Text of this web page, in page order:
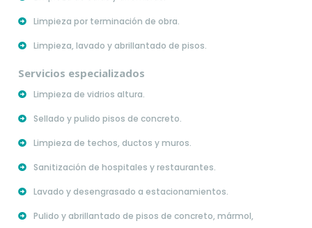
Limpieza por terminación de obra.
Limpieza, lavado y abrillantado de pisos.
Servicios especializados
Limpieza de vidrios altura.
Sellado y pulido pisos de concreto.
Limpieza de techos, ductos y muros.
Sanitización de hospitales y restaurantes.
Lavado y desengrasado a estacionamientos.
Pulido y abrillantado de pisos de concreto, mármol,